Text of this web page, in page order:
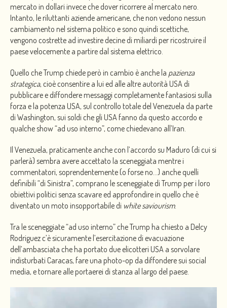
mercato in dollari invece che dover ricorrere al mercato nero.
Intanto, le riluttanti aziende americane, che non vedono nessun
cambiamento nel sistema politico e sono quindi scettiche,
vengono costrette ad investire decine di miliardi per ricostruire il
paese velocemente a partire dal sistema elettrico.
Quello che Trump chiede però in cambio è anche la pazienza
strategica, cioè consentire a lui ed alle altre autorità USA di
pubblicare e diffondere messaggi completamente fantasiosi sulla
forza e la potenza USA, sul controllo totale del Venezuela da parte
di Washington, sui soldi che gli USA fanno da questo accordo e
qualche show “ad uso interno”, come chiedevano all’Iran.
Il Venezuela, praticamente anche con l’accordo su Maduro (di cui si
parlerà) sembra avere accettato la sceneggiata mentre i
commentatori, soprendentemente (o forse no…) anche quelli
definibili “di Sinistra”, comprano le sceneggiate di Trump per i loro
obiettivi politici senza scavare ed approfondire in quello che è
diventato un moto insopportabile di white saviourism.
Tra le sceneggiate “ad uso interno” che Trump ha chiesto a Delcy
Rodriguez c’è sicuramente l’esercitazione di evacuazione
dell’ambasciata che ha portato due elicotteri USA a sorvolare
indisturbati Caracas, fare una photo-op da diffondere sui social
media, e tornare alle portaerei di stanza al largo del paese.